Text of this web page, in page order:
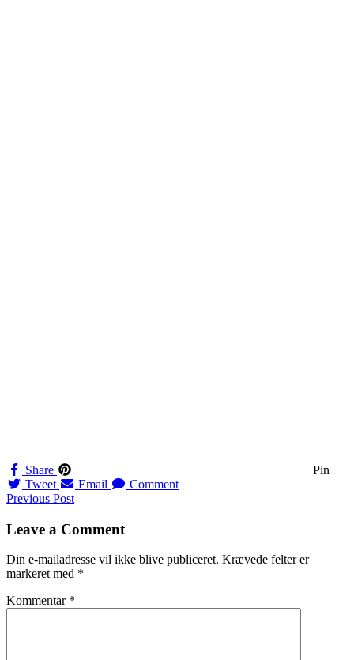
Share
Pin
Tweet
Email Comment
Navigation
til
Previous Post
Leave a Comment
Din e-mailadresse vil ikke blive publiceret. Krævede felter er
markeret med *
Kommentar *